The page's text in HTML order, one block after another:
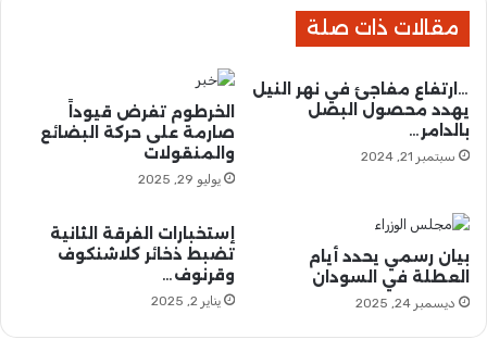
ش
ا
.
.
.
ر
ل
خ
ط
و
ل
أ
ا
مقالات ذات صلة
…ارتفاع مفاجئ في نهر النيل
يهدد محصول البصل
بالدامر…
سبتمبر 21, 2024
الخرطوم تفرض قيوداً
صارمة على حركة البضائع
والمنقولات
يوليو 29, 2025
بيان رسمي يحدد أيام
العطلة في السودان
ديسمبر 24, 2025
إستخبارات الفرقة الثانية
تضبط ذخائر كلاشنكوف
وقرنوف…
يناير 2, 2025